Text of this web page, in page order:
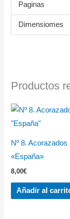
Paginas
Dimensiomes
Productos
Nº 8. Acorazados
«España»
8,00€
Añadir al